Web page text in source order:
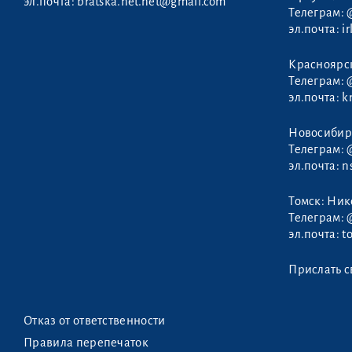
Телеграм:
эл.почта:
Телеграм:
эл.почта:
Телеграм:
эл.почта:
Томск:
Телеграм:
эл.почта:
Прислать
Отказ от ответственности
Правила перепечаток